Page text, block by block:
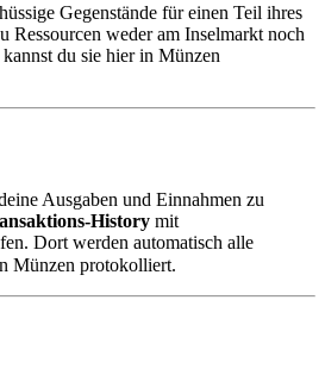
Gegenstände für einen Teil ihres
Ressourcen weder am Inselmarkt noch
du sie hier in Münzen
Ausgaben und Einnahmen zu
History mit
Dort werden automatisch alle
Münzen protokolliert.